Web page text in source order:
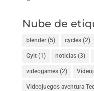
Nube de
blender(5) cycles(2)
Gylt(1) noticias(3)
videogames(2)
Videojuegos aventura